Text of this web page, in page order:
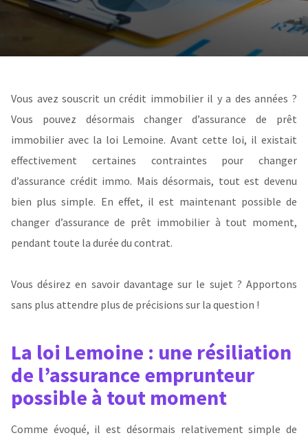
Vous avez souscrit un crédit immobilier il y a des années ?
Vous pouvez désormais changer d’assurance de prêt
immobilier avec la loi Lemoine. Avant cette loi, il existait
effectivement certaines contraintes pour changer
d’assurance crédit immo. Mais désormais, tout est devenu
bien plus simple. En effet, il est maintenant possible de
changer d’assurance de prêt immobilier à tout moment,
pendant toute la durée du contrat.
Vous désirez en savoir davantage sur le sujet ? Apportons
sans plus attendre plus de précisions sur la question !
La loi Lemoine : une résiliation
de l’assurance emprunteur
possible à tout moment
Comme évoqué, il est désormais relativement simple de